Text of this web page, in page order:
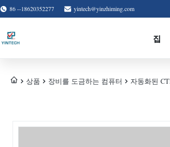
86 --18620352277 yintech@yinzhiming.com
집
상품 장비를 도금하는 컴퓨터 자동화된